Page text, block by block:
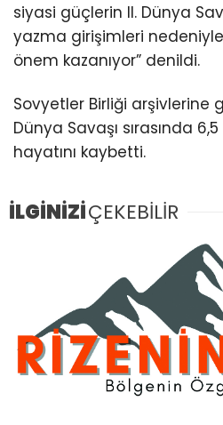
siyasi güçlerin II. Dünya
yazma girişimleri
önem kazanıyor” denildi.
Sovyetler Birliği arşivlerine
Dünya Savaşı sırasında
hayatını kaybetti.
İLGİNİZİÇEKEBİLİR